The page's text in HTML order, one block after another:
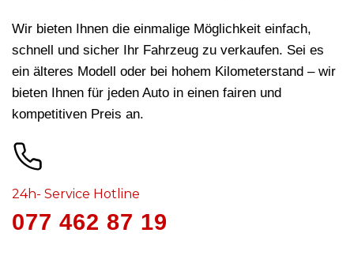
Wir bieten Ihnen die einmalige Möglichkeit einfach,
schnell und sicher Ihr Fahrzeug zu verkaufen. Sei es
ein älteres Modell oder bei hohem Kilometerstand – wir
bieten Ihnen für jeden Auto in einen fairen und
kompetitiven Preis an.
24h- Service Hotline
077 462 87 19